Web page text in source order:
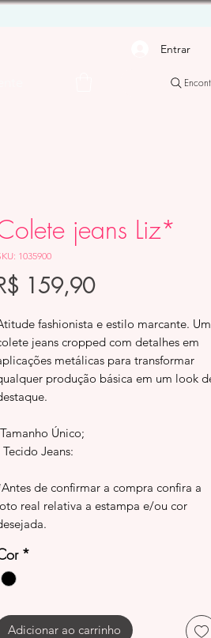
Entrar
jeans Liz*
1035900
159,90Preço
fashionista e estilo marcante. Um
jeans cropped com detalhes em
metálicas para transformar
produção básica em um look
Único;
Tecido Jeans:
de confirmar a compra confira a
real relativa a estampa e/ou cor
*
Adicionar ao carrinho